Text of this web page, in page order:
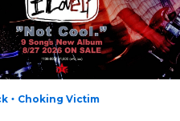
・Choking Victim